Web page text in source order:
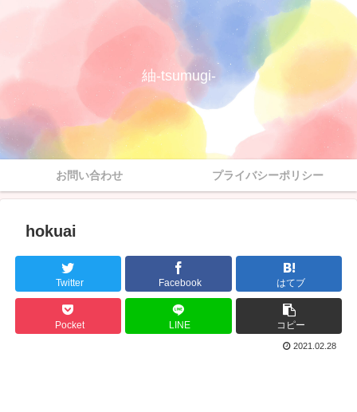
紬-tsumugi-
お問い合わせ プライバシーポリシー
hokuai
Twitter Facebook はてブ
Pocket LINE コピー
2021.02.28